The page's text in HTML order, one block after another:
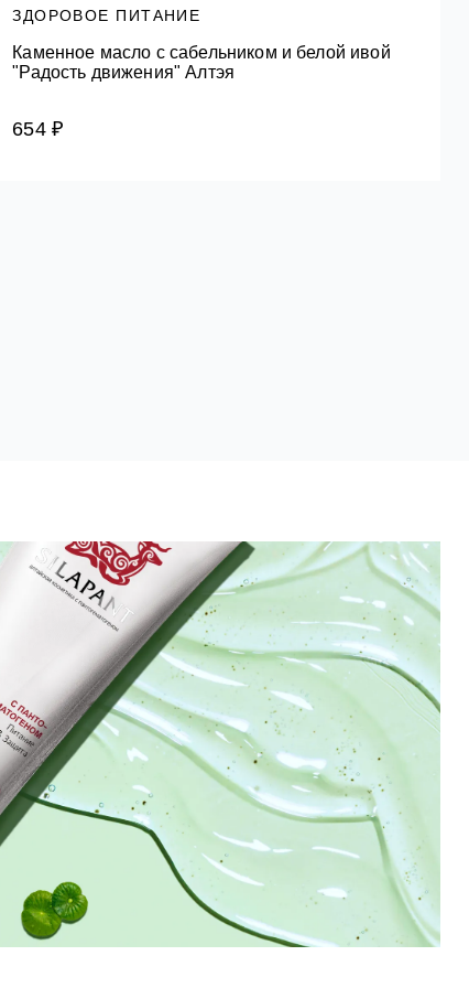
ЗДОРОВОЕ ПИТАНИЕ
Каменное масло с сабельником и белой ивой
"Радость движения" Алтэя
654 ₽